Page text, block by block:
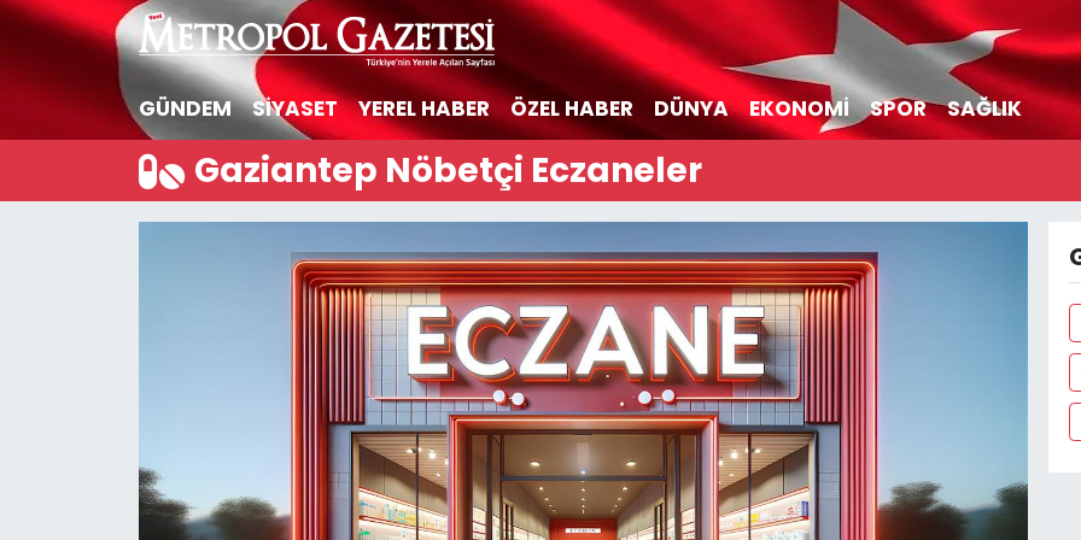
GÜNDEM SİYASET YEREL HABER ÖZEL HABER DÜNYA EKONOMİ SPOR SAĞLIK
Gaziantep Nöbetçi Eczaneler
Hava Durumu
Trafik Durumu
Süper Lig Puan Durumu ve Fikstür